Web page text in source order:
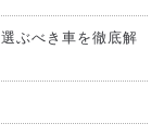
ぶべき車を徹底解